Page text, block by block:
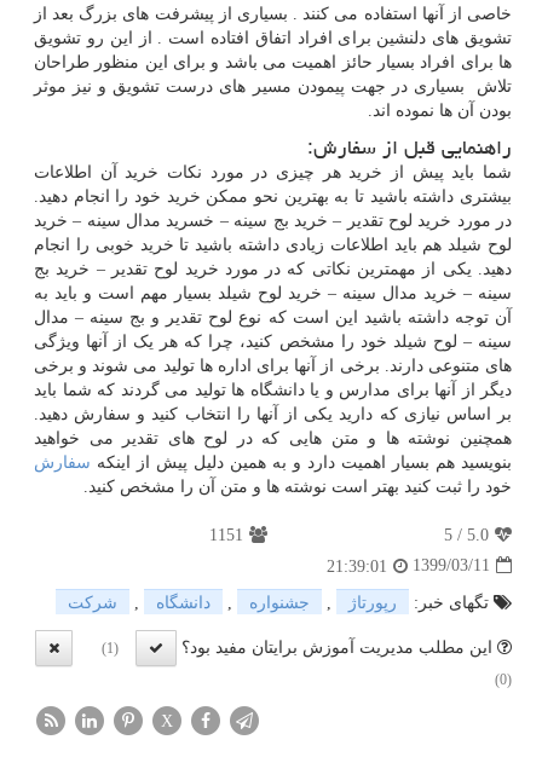
خاصی از آنها استفاده می کنند . بسیاری از پیشرفت های بزرگ بعد از
تشویق های دلنشین برای افراد اتفاق افتاده است . از این رو تشویق
ها برای افراد بسیار حائز اهمیت می باشد و برای این منظور طراحان
تلاش بسیاری در جهت پیمودن مسیر های درست تشویق و نیز موثر
بودن آن ها نموده اند.
راهنمایی قبل از سفارش:
شما باید پیش از خرید هر چیزی در مورد نکات خرید آن اطلاعات
بیشتری داشته باشید تا به بهترین نحو ممکن خرید خود را انجام دهید.
در مورد خرید لوح تقدیر – خرید بج سینه – خسرید مدال سینه – خرید
لوح شیلد هم باید اطلاعات زیادی داشته باشید تا خرید خوبی را انجام
دهید. یکی از مهمترین نکاتی که در مورد خرید لوح تقدیر – خرید بج
سینه – خرید مدال سینه – خرید لوح شیلد بسیار مهم است و باید به
آن توجه داشته باشید این است که نوع لوح تقدیر و بج سینه – مدال
سینه – لوح شیلد خود را مشخص کنید، چرا که هر یک از آنها ویژگی
های متنوعی دارند. برخی از آنها برای اداره ها تولید می شوند و برخی
دیگر از آنها برای مدارس و یا دانشگاه ها تولید می گردند که شما باید
بر اساس نیازی که دارید یکی از آنها را انتخاب کنید و سفارش دهید.
همچنین نوشته ها و متن هایی که در لوح های تقدیر می خواهید
بنویسید هم بسیار اهمیت دارد و به همین دلیل پیش از اینکه سفارش
خود را ثبت کنید بهتر است نوشته ها و متن آن را مشخص کنید.
5.0
/
5
1151
1399/03/11
21:39:01
تگهای خبر:
رپورتاژ , جشنواره , دانشگاه , شركت
این مطلب مدیریت آموزش برایتان مفید بود؟
(1)
(0)
X